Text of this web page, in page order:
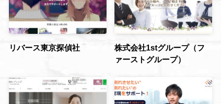
リバース東京探偵社
株式会社1stグループ（フ
ァーストグループ）